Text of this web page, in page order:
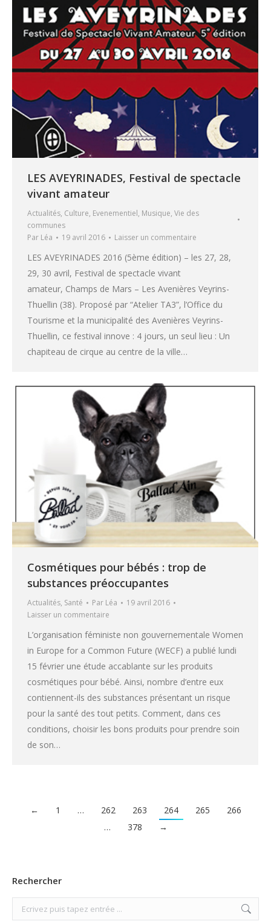
LES AVEYRINADES, Festival de spectacle
vivant amateur
Actualités, Culture, Evenementiel, Musique, Vie des
communes
Par Léa 19 avril 2016 Laisser un commentaire
LES AVEYRINADES 2016 (5ème édition) – les 27, 28,
29, 30 avril, Festival de spectacle vivant
amateur, Champs de Mars – Les Avenières Veyrins-
Thuellin (38). Proposé par “Atelier TA3”, l’Office du
Tourisme et la municipalité des Avenières Veyrins-
Thuellin, ce festival innove : 4 jours, un seul lieu : Un
chapiteau de cirque au centre de la ville…
Cosmétiques pour bébés : trop de
substances préoccupantes
Actualités, Santé Par Léa
19 avril 2016
Laisser un commentaire
L’organisation féministe non gouvernementale Women
in Europe for a Common Future (WECF) a publié lundi
15 février une étude accablante sur les produits
cosmétiques pour bébé. Ainsi, nombre d’entre eux
contiennent-ils des substances présentant un risque
pour la santé des tout petits. Comment, dans ces
conditions, choisir les bons produits pour prendre soin
de son…
← 1 … 262 263 264 265
266
…
378 →
Rechercher
Search: